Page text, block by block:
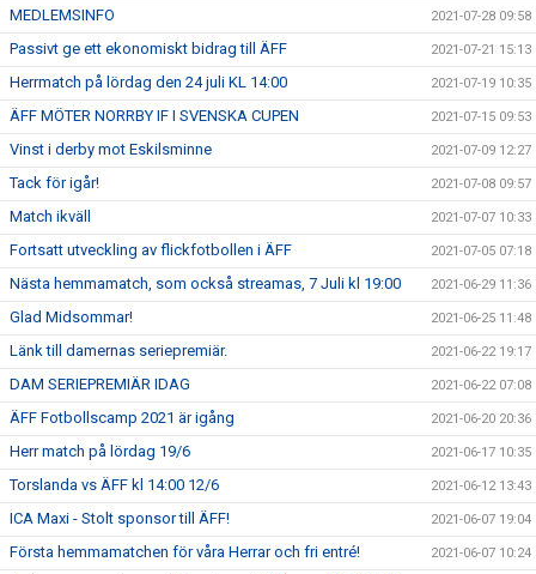
MEDLEMSINFO 2021-07-28 09:58
Passivt ge ett ekonomiskt bidrag till ÄFF 2021-07-21 15:13
Herrmatch på lördag den 24 juli KL 14:00 2021-07-19 10:35
ÄFF MÖTER NORRBY IF I SVENSKA CUPEN 2021-07-15 09:53
Vinst i derby mot Eskilsminne 2021-07-09 12:27
Tack för igår! 2021-07-08 09:57
Match ikväll 2021-07-07 10:33
Fortsatt utveckling av flickfotbollen i ÄFF 2021-07-05 07:18
Nästa hemmamatch, som också streamas, 7 Juli kl 19:00 2021-06-29 11:36
Glad Midsommar! 2021-06-25 11:48
Länk till damernas seriepremiär. 2021-06-22 19:17
DAM SERIEPREMIÄR IDAG 2021-06-22 07:08
ÄFF Fotbollscamp 2021 är igång 2021-06-20 20:36
Herr match på lördag 19/6 2021-06-17 10:35
Torslanda vs ÄFF kl 14:00 12/6 2021-06-12 13:43
ICA Maxi - Stolt sponsor till ÄFF! 2021-06-07 19:04
Första hemmamatchen för våra Herrar och fri entré! 2021-06-07 10:24